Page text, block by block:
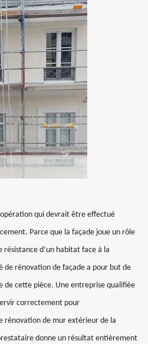
qui devrait être effectué
Parce que la façade joue un rôle
d’un habitat face à la
rénovation de façade a pour but de
de cette pièce. Une entreprise qualifiée
correctement pour
rénovation de mur extérieur de la
donne un résultat entièrement